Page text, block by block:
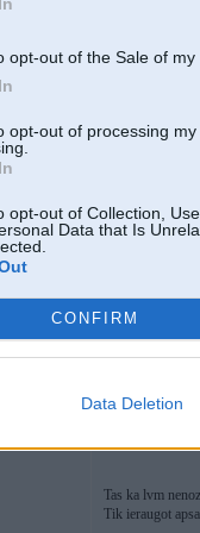
opt-out of the Sale of my
opt-out of processing
opt-out of Collection,
Data that Is
CONFIRM
Data Deletion
03. May 2020,
karte.lad.gov.lv
03 May
LVM GEO
Tas ka lvm
Tik ieraugot